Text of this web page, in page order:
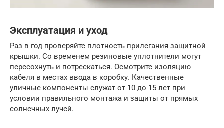
Эксплуатация и уход
Раз в год проверяйте плотность прилегания защитной
крышки. Со временем резиновые уплотнители могут
пересохнуть и потрескаться. Осмотрите изоляцию
кабеля в местах ввода в коробку. Качественные
уличные компоненты служат от 10 до 15 лет при
условии правильного монтажа и защиты от прямых
солнечных лучей.